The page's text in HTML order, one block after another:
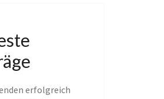
erfolgreich